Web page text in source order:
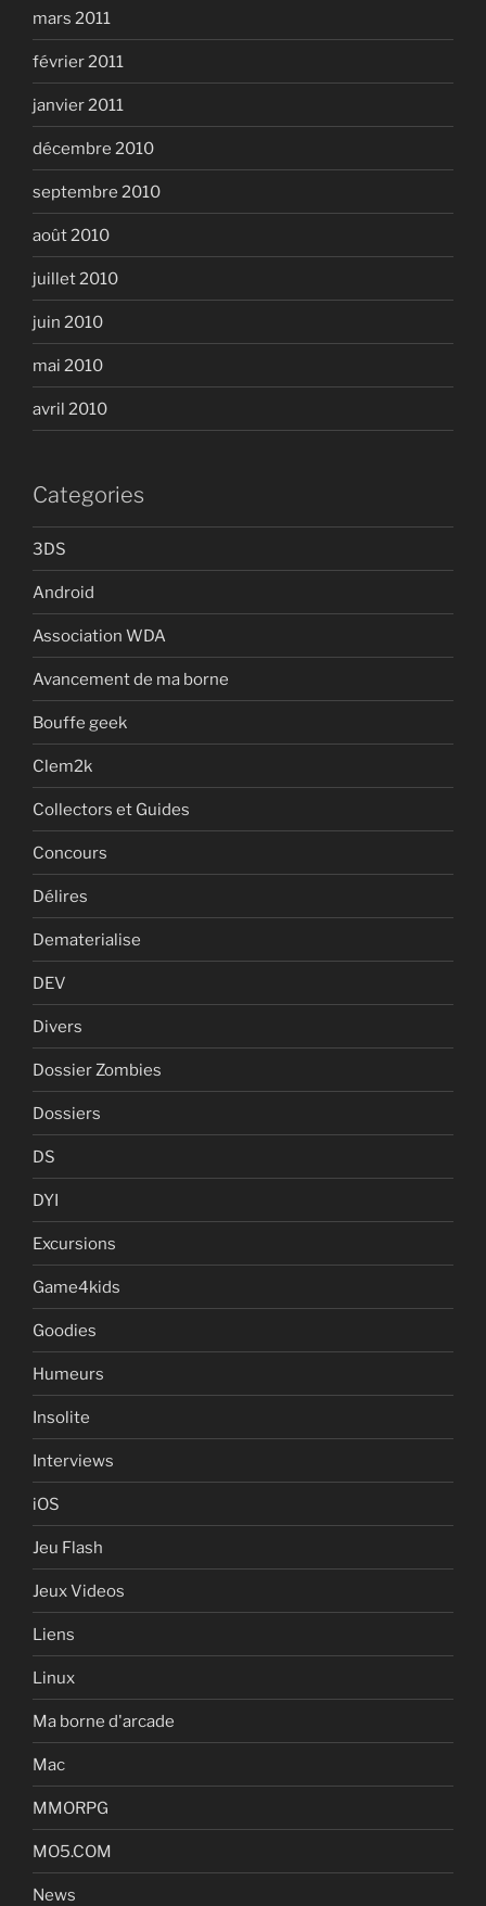
mars 2011
février 2011
janvier 2011
décembre 2010
septembre 2010
août 2010
juillet 2010
juin 2010
mai 2010
avril 2010
Categories
3DS
Android
Association WDA
Avancement de ma borne
Bouffe geek
Clem2k
Collectors et Guides
Concours
Délires
Dematerialise
DEV
Divers
Dossier Zombies
Dossiers
DS
DYI
Excursions
Game4kids
Goodies
Humeurs
Insolite
Interviews
iOS
Jeu Flash
Jeux Videos
Liens
Linux
Ma borne d'arcade
Mac
MMORPG
MO5.COM
News